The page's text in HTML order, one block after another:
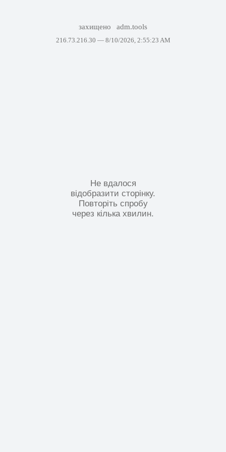
захищено adm.tools
216.73.216.30 — 8/10/2026, 2:55:23 AM
Не вдалося
відобразити сторінку.
Повторіть спробу
через кілька хвилин.